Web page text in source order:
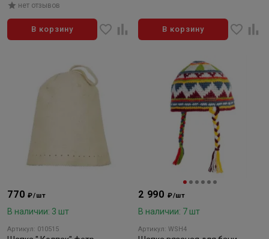
нет отзывов
В корзину В корзину
770₽/шт
В наличии: 3 шт
Артикул: 010515
2 990 ₽/шт
В наличии: 7 шт
Артикул: WSH4